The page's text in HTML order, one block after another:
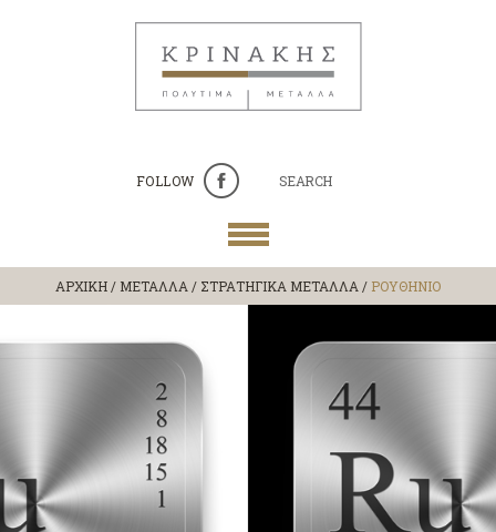
FOLLOW SEARCH
ΑΡΧΙΚΗ / ΜΕΤΑΛΛΑ / ΣΤΡΑΤΗΓΙΚΑ ΜΕΤΑΛΛΑ / ΡΟΥΘΗΝΙΟ